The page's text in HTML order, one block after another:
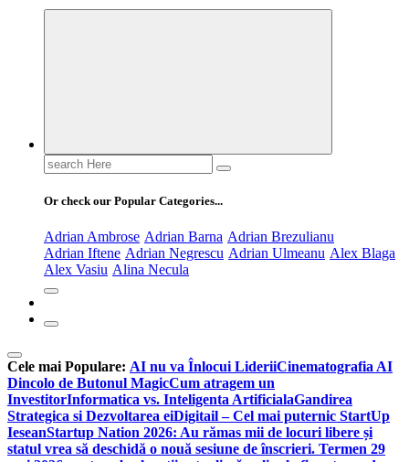
Search
for:
Or check our Popular Categories...
Adrian Ambrose Adrian Barna Adrian Brezulianu
Adrian Iftene Adrian Negrescu Adrian Ulmeanu Alex Blaga
Alex Vasiu Alina Necula
Cele mai Populare: AI nu va Înlocui LideriiCinematografia AI
Dincolo de Butonul MagicCum atragem un
InvestitorInformatica vs. Inteligenta ArtificialaGandirea
Strategica si Dezvoltarea eiDigitail – Cel mai puternic StartUp
IeseanStartup Nation 2026: Au rămas mii de locuri libere și
statul vrea să deschidă o nouă sesiune de înscrieri. Termen 29